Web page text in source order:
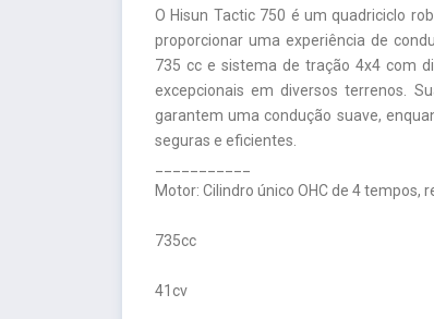
O Hisun Tactic 750 é um quadriciclo
proporcionar uma experiência de
735 cc e sistema de tração 4x4 com
excepcionais em diversos terrenos.
garantem uma condução suave,
seguras e eficientes.
Motor: Cilindro único OHC de 4 tempos,
735cc
41cv